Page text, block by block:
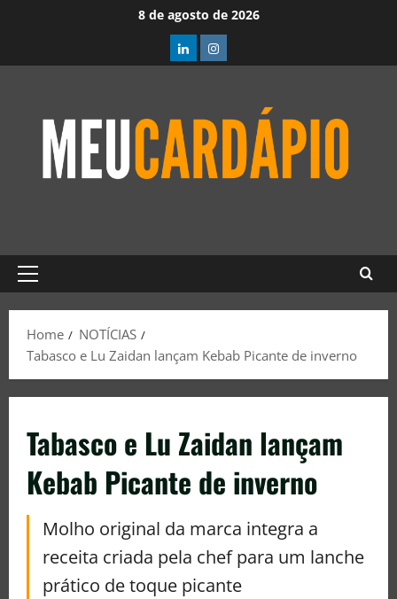
8 de agosto de 2026
Home
NOTÍCIAS
Tabasco e Lu Zaidan lançam Kebab Picante de inverno
Tabasco e Lu Zaidan lançam
Kebab Picante de inverno
Molho original da marca integra a
receita criada pela chef para um lanche
prático de toque picante